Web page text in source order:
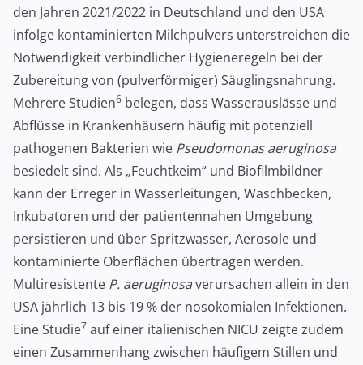
den Jahren 2021/2022 in Deutschland und den USA
infolge kontaminierten Milchpulvers unterstreichen die
Notwendigkeit verbindlicher Hygieneregeln bei der
Zubereitung von (pulverförmiger) Säuglingsnahrung.
Mehrere Studien6 belegen, dass Wasserauslässe und
Abflüsse in Krankenhäusern häufig mit potenziell
pathogenen Bakterien wie Pseudomonas aeruginosa
besiedelt sind. Als „Feuchtkeim“ und Biofilmbildner
kann der Erreger in Wasserleitungen, Waschbecken,
Inkubatoren und der patientennahen Umgebung
persistieren und über Spritzwasser, Aerosole und
kontaminierte Oberflächen übertragen werden.
Multiresistente P. aeruginosaverursachen allein in den
USA jährlich 13 bis 19 % der nosokomialen Infektionen.
Eine Studie7 auf einer italienischen NICU zeigte zudem
einen Zusammenhang zwischen häufigem Stillen und